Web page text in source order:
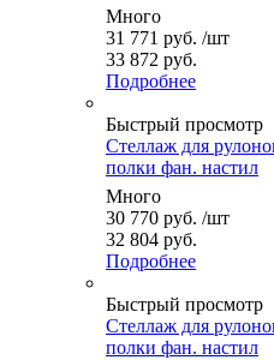
Много
31 771 руб. /шт
33 872 руб.
Подробнее
Быстрый просмотр
Стеллаж для
полки фан. настил
Много
30 770 руб. /шт
32 804 руб.
Подробнее
Быстрый просмотр
Стеллаж для
полки фан. настил